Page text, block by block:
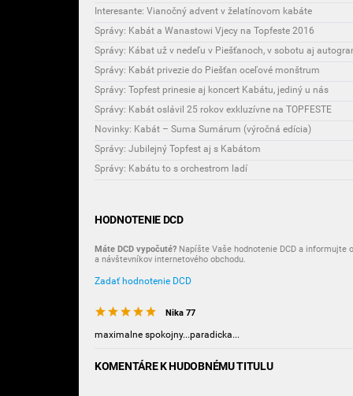
Interesante: Vianočný advent v želatínovom kabáte
Správy: Kabát a Wanastowi Vjecy na Topfeste 2016
Správy: Kábat už v nedeľu v Piešťanoch, v sobotu aj
Správy: Kabát privezie do Piešťan oceľové monštrum
Správy: Topfest prinesie aj koncert Kabátu, jediný u nás
Správy: Kabát oslávil 25 rokov exkluzívne na TOPFESTE
Novinky: Kabát – Suma Sumárum (výročná edícia)
Správy: Jubilejný Topfest aj s Kabátom
Správy: Kabátu to s orchestrom ladí
HODNOTENIE DCD
Máte DCD vypočuté? Napíšte Vaše hodnotenie DCD a informujte
a návštevníkov internetového obchodu.
Zadať hodnotenie DCD
Nika 77
maximalne spokojny...paradicka...
KOMENTÁRE K HUDOBNÉMU TITULU